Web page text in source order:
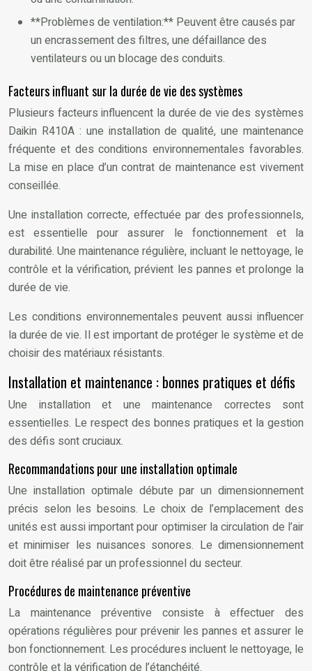
**Problèmes de ventilation:** Peuvent être causés par
un encrassement des filtres, une défaillance des
ventilateurs ou un blocage des conduits.
Facteurs influant sur la durée de vie des systèmes
Plusieurs facteurs influencent la durée de vie des systèmes
Daikin R410A : une installation de qualité, une maintenance
fréquente et des conditions environnementales favorables.
La mise en place d’un contrat de maintenance est vivement
conseillée.
Une installation correcte, effectuée par des professionnels,
est essentielle pour assurer le fonctionnement et la
durabilité. Une maintenance régulière, incluant le nettoyage, le
contrôle et la vérification, prévient les pannes et prolonge la
durée de vie.
Les conditions environnementales peuvent aussi influencer
la durée de vie. Il est important de protéger le système et de
choisir des matériaux résistants.
Installation et maintenance : bonnes pratiques et défis
Une installation et une maintenance correctes sont
essentielles. Le respect des bonnes pratiques et la gestion
des défis sont cruciaux.
Recommandations pour une installation optimale
Une installation optimale débute par un dimensionnement
précis selon les besoins. Le choix de l’emplacement des
unités est aussi important pour optimiser la circulation de l’air
et minimiser les nuisances sonores. Le dimensionnement
doit être réalisé par un professionnel du secteur.
Procédures de maintenance préventive
La maintenance préventive consiste à effectuer des
opérations régulières pour prévenir les pannes et assurer le
bon fonctionnement. Les procédures incluent le nettoyage, le
contrôle et la vérification de l’étanchéité.